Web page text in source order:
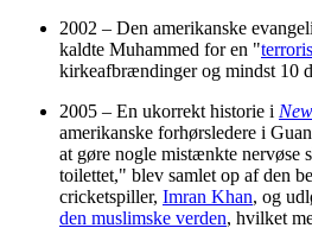
2002 – Den amerikanske
kaldte Muhammed for en "
kirkeafbrændinger og mindst 10
2005 – En ukorrekt historie i
amerikanske forhørsledere i
at gøre nogle mistænkte nervøse
toilettet," blev samlet op af den
cricketspiller, Imran Khan, og
den muslimske verden, hvilket